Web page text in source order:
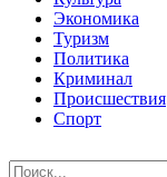
Экономика
Туризм
Политика
Криминал
Происшествия
Спорт